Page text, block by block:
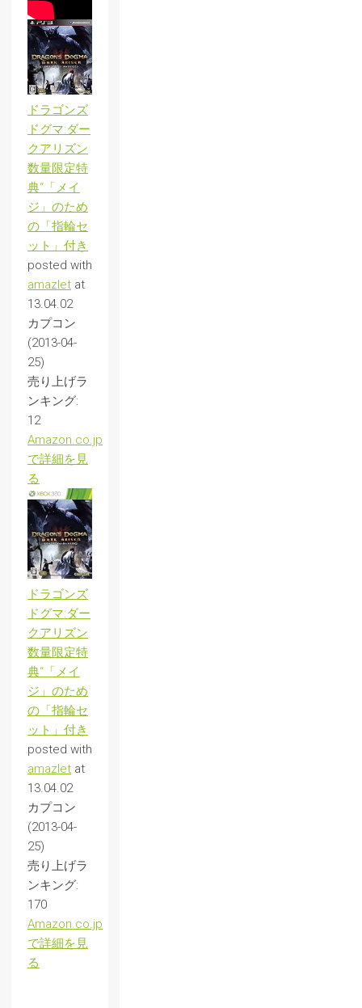
ドラゴンズ
ドグマ:ダー
クアリズン
数量限定特
典“「メイ
ジ」のため
の「指輪セ
ット」付き
posted with
amazlet at
13.04.02
カプコン
(2013-04-
25)
売り上げラ
ンキング:
12
Amazon.co.jp
で詳細を見
る
ドラゴンズ
ドグマ:ダー
クアリズン
数量限定特
典“「メイ
ジ」のため
の「指輪セ
ット」付き
posted with
amazlet at
13.04.02
カプコン
(2013-04-
25)
売り上げラ
ンキング:
170
Amazon.co.jp
で詳細を見
る